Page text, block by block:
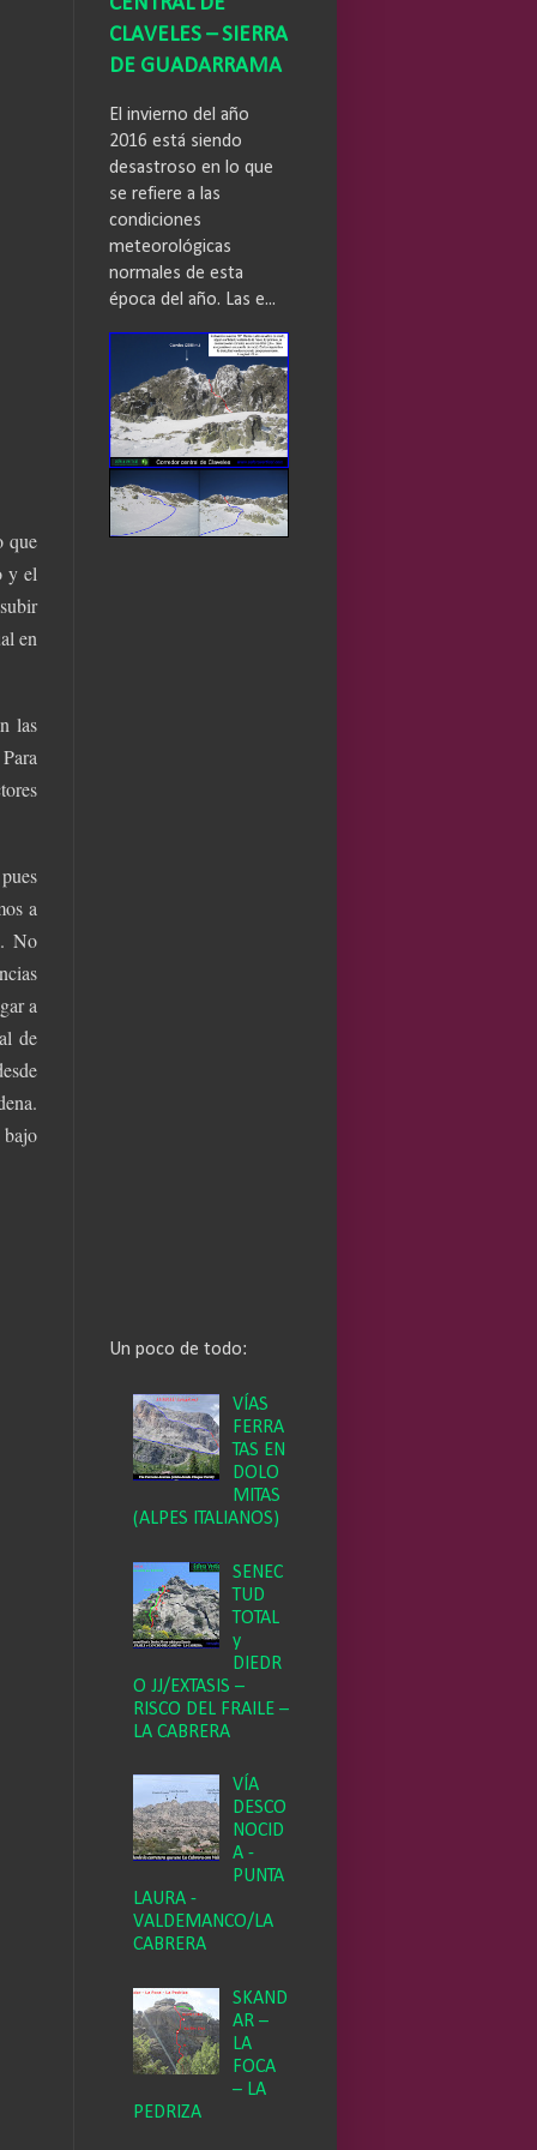
que
y el
en
las
a
No
a
de
CLAVELES – SIERRA
DE GUADARRAMA
El invierno del año
2016 está siendo
desastroso en lo que
se refiere a las
condiciones
meteorológicas
normales de esta
época del año. Las e...
Un poco de todo:
VÍAS
FERRA
TAS EN
DOLO
MITAS
(ALPES ITALIANOS)
SENEC
TUD
TOTAL
y
DIEDR
O JJ/EXTASIS –
RISCO DEL FRAILE –
LA CABRERA
VÍA
DESCO
NOCID
A -
PUNTA
LAURA -
VALDEMANCO/LA
CABRERA
SKAND
AR –
LA
FOCA
– LA
PEDRIZA